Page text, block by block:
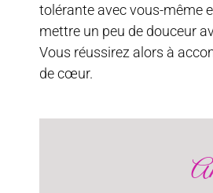
tolérante avec vous-même
mettre un peu de douceur
Vous réussirez alors à
de cœur.